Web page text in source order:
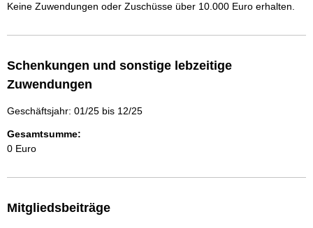
Keine Zuwendungen oder Zuschüsse über 10.000 Euro erhalten.
Schenkungen und sonstige lebzeitige
Zuwendungen
Geschäftsjahr: 01/25 bis 12/25
Gesamtsumme:
0 Euro
Mitgliedsbeiträge